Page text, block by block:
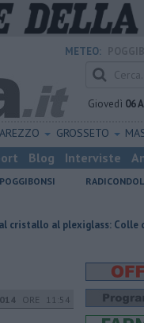
METEO:
Giovedì 06
AREZZO GROSSETO
Blog Interviste
POGGIBONSI
Colle di Val d’Elsa
ORE 11:54